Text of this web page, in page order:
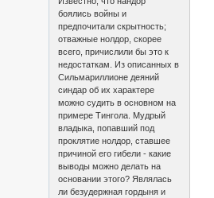
боялись войны и
предпочитали скрытность;
отважные нолдор, скорее
всего, причислили бы это к
недостаткам. Из описанных в
Сильмариллионе деяний
синдар об их характере
можно судить в основном на
примере Тингола. Мудрый
владыка, попавший под
проклятие нолдор, ставшее
причиной его гибели - какие
выводы можно делать на
основании этого? Являлась
ли безудержная гордыня и